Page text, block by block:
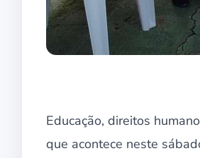
Educação, direitos
que acontece neste